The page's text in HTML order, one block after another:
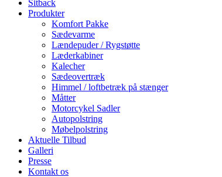
Sitback
Produkter
Komfort Pakke
Sædevarme
Lændepuder / Rygstøtte
Læderkabiner
Kalecher
Sædeovertræk
Himmel / loftbetræk på stænger
Måtter
Motorcykel Sadler
Autopolstring
Møbelpolstring
Aktuelle Tilbud
Galleri
Presse
Kontakt os